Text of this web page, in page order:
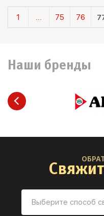
1 ... 75 76
Наши бренды